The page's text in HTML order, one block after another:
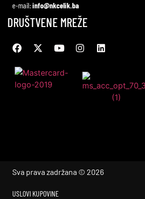
e-mail:info@nkcelik.ba
DRUŠTVENE MREŽE
Sva prava zadržana © 2026
USLOVI KUPOVINE